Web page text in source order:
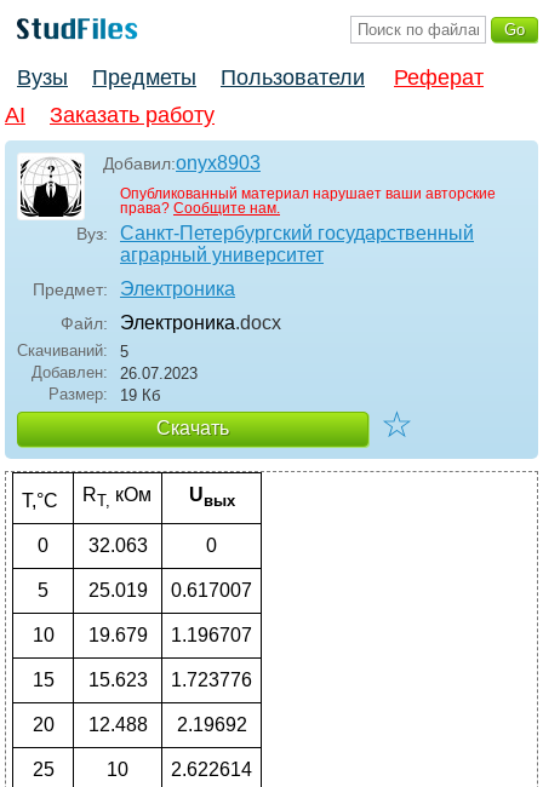
Вузы Предметы Пользователи
Реферат
AI
Заказать работу
Добавил:onyx8903
Опубликованный материал нарушает ваши авторские
права? Сообщите нам.
Вуз:
Санкт-Петербургский государственный
аграрный университет
Предмет: Электроника
Файл: Электроника.docx
Скачиваний:
5
Добавлен:
26.07.2023
Размер:
19 Кб
Скачать ☆
T,°C RT, кОм Uвых
0 32.063 0
5 25.019 0.617007
10 19.679 1.196707
15 15.623 1.723776
20 12.488 2.19692
25 10 2.622614